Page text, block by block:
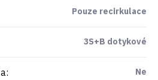
Pouze recirkulace
3S+B dotykové
: Ne